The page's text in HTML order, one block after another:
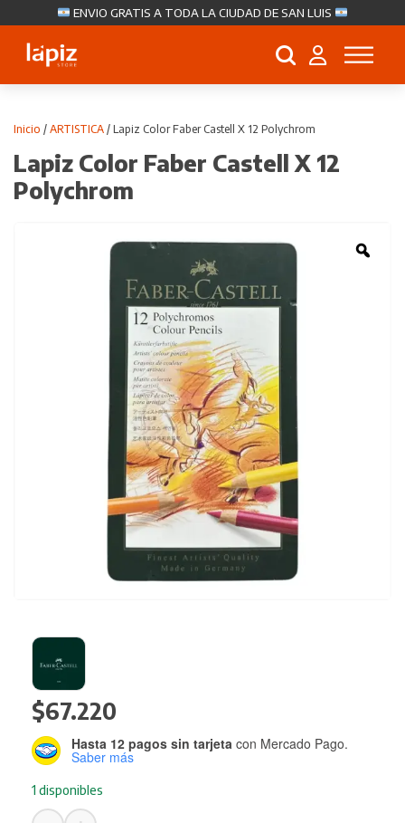
ENVIO GRATIS A TODA LA CIUDAD DE SAN LUIS
Búsqueda
Inicio / ARTISTICA / Lapiz Color Faber Castell X 12 Polychrom
Lapiz Color Faber Castell X 12
Polychrom
$67.220
1 disponibles
Hasta 12 pagos sin tarjeta con Mercado Pago.
Saber más